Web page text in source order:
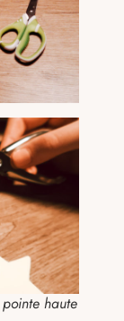
haute